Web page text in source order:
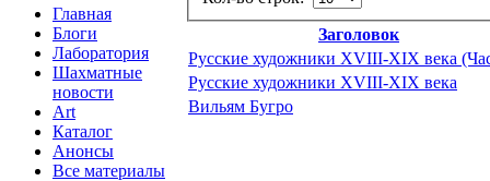
Главная
Блоги
Лаборатория
Шахматные
новости
Art
Каталог
Анонсы
Все материалы
Заголовок
Русские художники XVIII-XIX века
Русские художники XVIII-XIX века
Вильям Бугро